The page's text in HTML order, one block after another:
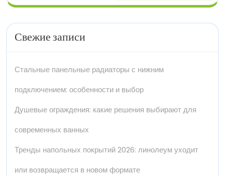
Свежие записи
Стальные панельные радиаторы с нижним
подключением: особенности и выбор
Душевые ограждения: какие решения выбирают для
современных ванных
Тренды напольных покрытий 2026: линолеум уходит
или возвращается в новом формате